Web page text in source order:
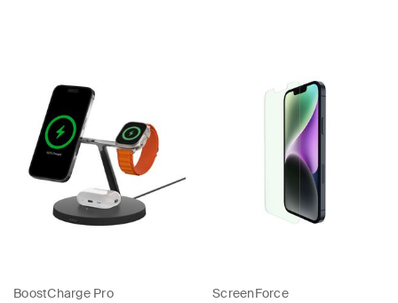
BoostCharge Pro
ScreenForce